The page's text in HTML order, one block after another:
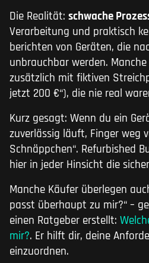
Die Realität: schwache
Verarbeitung und praktisch
berichten von Geräten, die
unbrauchbar werden.
zusätzlich mit fiktiven
jetzt 200 €“), die nie real
Kurz gesagt: Wenn du ein
zuverlässig läuft, Finger weg
Schnäppchen“. Refurbished
hier in jeder Hinsicht die
Manche Käufer überlegen
passt überhaupt zu mir?“ –
einen Ratgeber erstellt:
mir?. Er hilft dir, deine
einzuordnen.